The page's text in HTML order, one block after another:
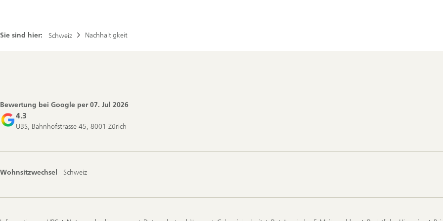
Sie sind hier: Schweiz Nachhaltigkeit
Bewertung bei Google per07. Jul 2026
4.3
UBS, Bahnhofstrasse 45, 8001 Zürich
Wohnsitzwechsel Schweiz